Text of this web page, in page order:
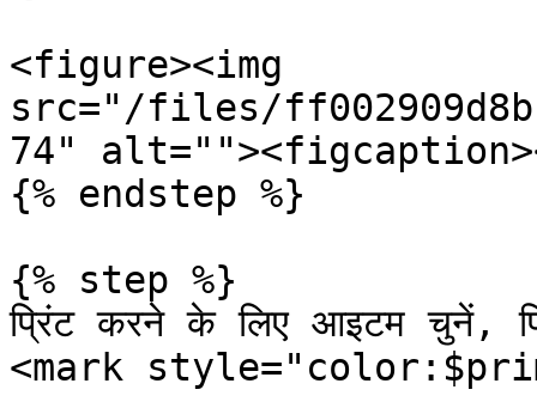
<figure><img
src="/files/
74"
{% endstep %}
{% step %}
प्रिंट करने के लिए आइटम चुनें,
<mark